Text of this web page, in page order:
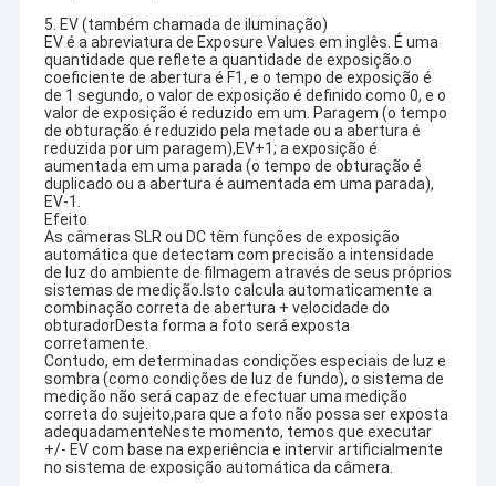
Módulo da câmera de DVP
Módulo global da câmera do obturador
Módulo da câmera da visão noturna
Módulo da câmera do endoscópio
Módulo duplo da câmera da lente
Módulo da câmera do reconhecimento de cara
módulo da câmara web do portátil
1MP Camera Module
2MP Camera Module
5MP Camera Module
5. EV (também chamada de iluminação)
EV é a abreviatura de Exposure Values em inglês. É uma
quantidade que reflete a quantidade de exposição.o
coeficiente de abertura é F1, e o tempo de exposição é
de 1 segundo, o valor de exposição é definido como 0, e o
valor de exposição é reduzido em um. Paragem (o tempo
de obturação é reduzido pela metade ou a abertura é
reduzida por um paragem),EV+1; a exposição é
aumentada em uma parada (o tempo de obturação é
duplicado ou a abertura é aumentada em uma parada),
EV-1.
Efeito
As câmeras SLR ou DC têm funções de exposição
automática que detectam com precisão a intensidade
de luz do ambiente de filmagem através de seus próprios
sistemas de medição.Isto calcula automaticamente a
combinação correta de abertura + velocidade do
obturadorDesta forma a foto será exposta
corretamente.
Contudo, em determinadas condições especiais de luz e
sombra (como condições de luz de fundo), o sistema de
medição não será capaz de efectuar uma medição
correta do sujeito,para que a foto não possa ser exposta
adequadamenteNeste momento, temos que executar
+/- EV com base na experiência e intervir artificialmente
no sistema de exposição automática da câmera.